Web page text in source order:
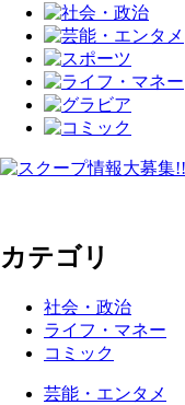
カテゴリ
社会・政治
ライフ・マネー
コミック
芸能・エンタメ